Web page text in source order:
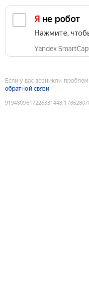
Я не робот
Нажмите,
Yandex
Если у вас возникли
обратной связи
9194809617226331448: